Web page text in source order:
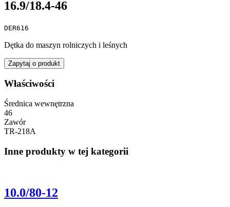
16.9/18.4-46
DER616
Dętka do maszyn rolniczych i leśnych
Zapytaj o produkt
Właściwości
Średnica wewnętrzna
46
Zawór
TR-218A
Inne produkty w tej kategorii
10.0/80-12